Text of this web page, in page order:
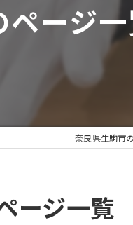
ージ
奈良県生駒市
ージ一覧